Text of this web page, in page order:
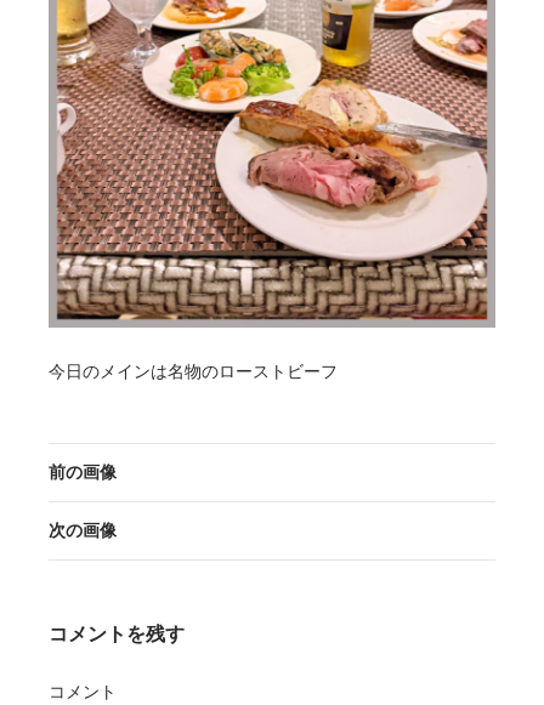
今日のメインは名物のローストビーフ
前の画像
次の画像
コメントを残す
コメント